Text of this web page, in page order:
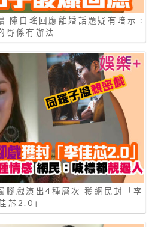
陳自瑤回應離婚話題疑有暗示 :
嘢係冇辦法
腳戲演出4種層次 獲網民封「李
芯2.0」